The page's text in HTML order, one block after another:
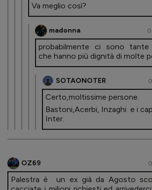
Va meglio così?
madonna
probabilmente ci sono
che hanno più dignità di molte
SOTAONOTER
Certo,moltissime persone.
Bastoni,Acerbi, Inzaghi e i
Inter.
OZ69
Palestra è un ex già da Agosto